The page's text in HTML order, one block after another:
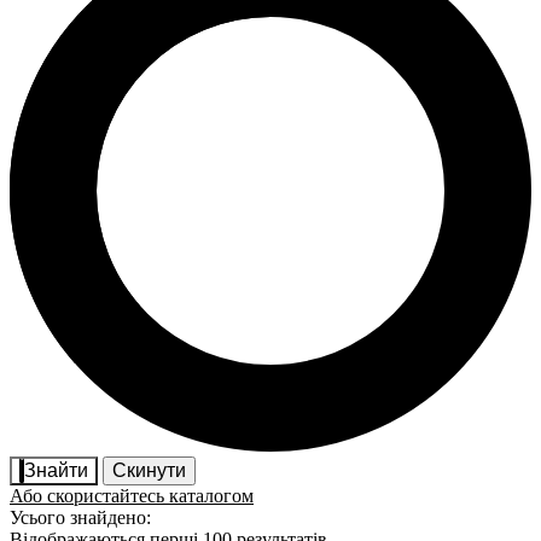
Знайти
Скинути
Або скористайтесь каталогом
Усього знайдено: